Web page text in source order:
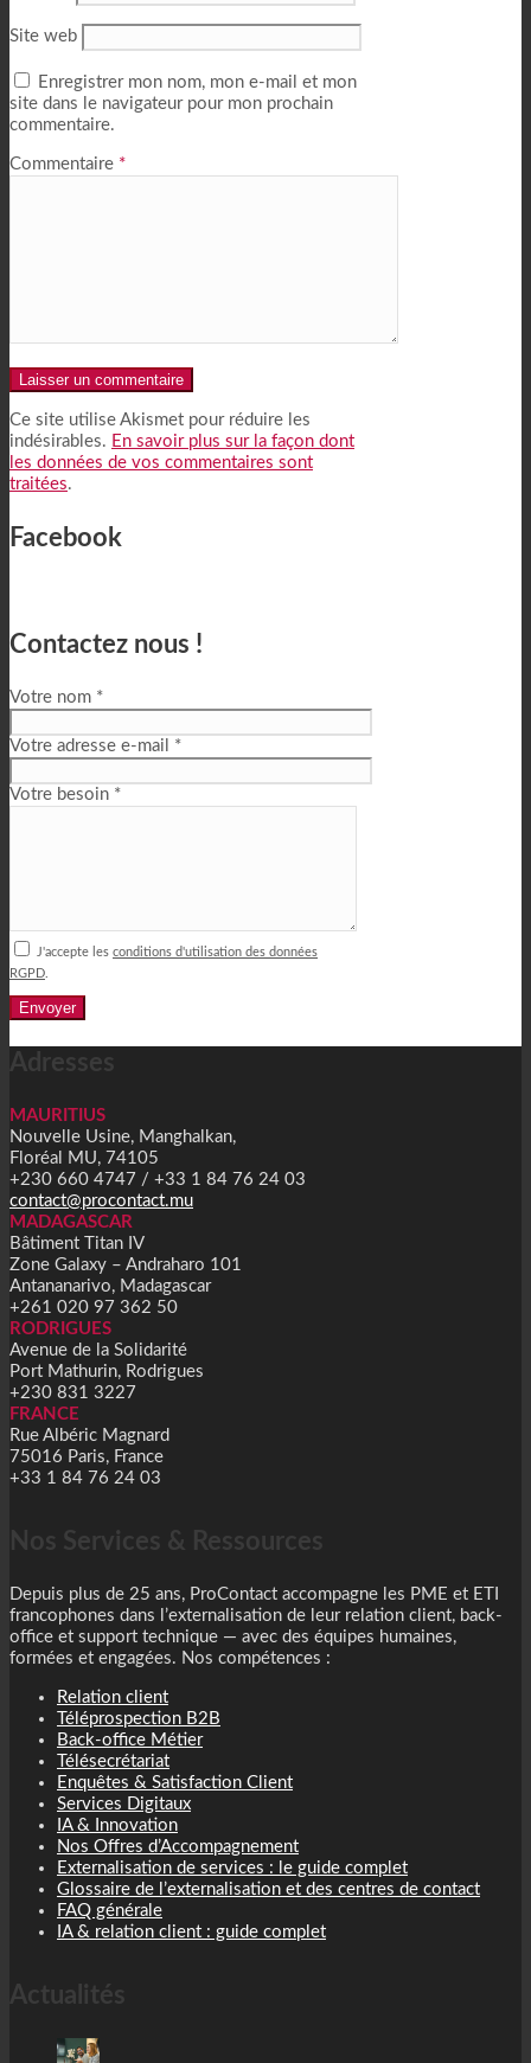
Site web
Enregistrer mon nom, mon e-mail et mon
site dans le navigateur pour mon prochain
commentaire.
Commentaire *
Alternative:
Ce site utilise Akismet pour réduire les
indésirables. En savoir plus sur la façon dont
les données de vos commentaires sont
traitées.
Facebook
Contactez nous !
Votre nom *
Votre adresse e-mail *
Votre besoin *
J'accepte les conditions d'utilisation des données
RGPD.
Adresses
MAURITIUS
Nouvelle Usine, Manghalkan,
Floréal MU, 74105
+230 660 4747 / +33 1 84 76 24 03
contact@procontact.mu
MADAGASCAR
Bâtiment Titan IV
Zone Galaxy – Andraharo 101
Antananarivo, Madagascar
+261 020 97 362 50
RODRIGUES
Avenue de la Solidarité
Port Mathurin, Rodrigues
+230 831 3227
FRANCE
Rue Albéric Magnard
75016 Paris, France
+33 1 84 76 24 03
Nos Services & Ressources
Depuis plus de 25 ans, ProContact accompagne les PME et ETI
francophones dans l’externalisation de leur relation client, back-
office et support technique — avec des équipes humaines,
formées et engagées. Nos compétences :
Relation client
Téléprospection B2B
Back-office Métier
Télésecrétariat
Enquêtes & Satisfaction Client
Services Digitaux
IA & Innovation
Nos Offres d’Accompagnement
Externalisation de services : le guide complet
Glossaire de l’externalisation et des centres de contact
FAQ générale
IA & relation client : guide complet
Actualités